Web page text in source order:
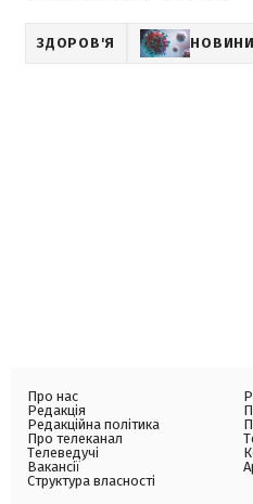
ЗДОРОВ'Я
Про нас
Редакція
Редакційна політика
Про телеканал
Телеведучі
Вакансії
Структура власності